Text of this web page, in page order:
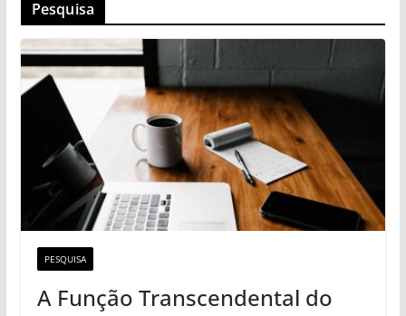
Pesquisa
PESQUISA
A Função Transcendental do